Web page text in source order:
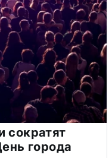
сократят
города